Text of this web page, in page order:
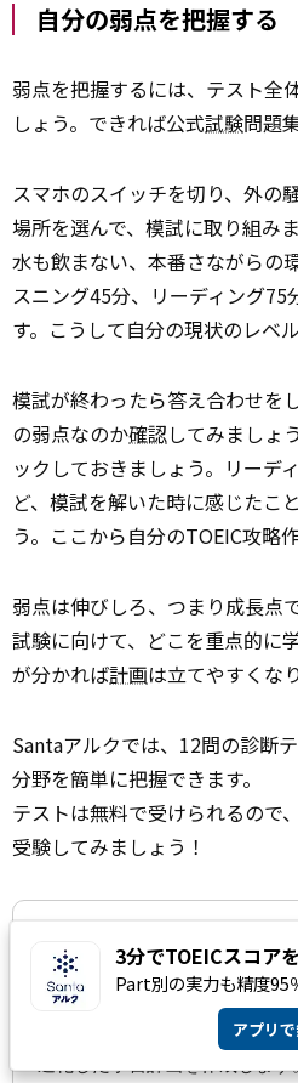
自分の弱点を把握する
弱点を把握するには、テスト全
しょう。できれば公式試験問題
スマホのスイッチを切り、外の
場所を選んで、模試に取り組み
水も飲まない、本番さながらの
スニング45分、リーディング75
す。こうして自分の現状のレベ
模試が終わったら答え合わせを
の弱点なのか確認してみましょ
ックしておきましょう。リーデ
ど、模試を解いた時に感じたこ
う。ここから自分のTOEIC攻略
弱点は伸びしろ、つまり成長点
試験に向けて、どこを重点的に
が分かれば計画は立てやすくな
Santaアルクでは、12問の診断
分野を簡単に把握できます。
テストは無料で受けられるので
受験してみましょう！
3分でTOEICスコア
Part別の実力も精度95
アプリ